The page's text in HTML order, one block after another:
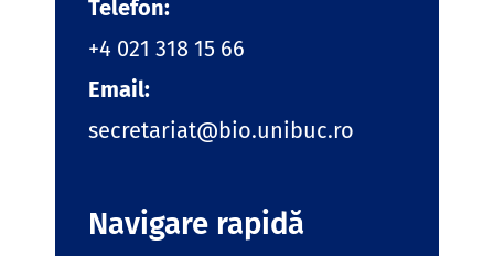
Telefon:
+4 021 318 15 66
Email:
secretariat@bio.unibuc.ro
Navigare rapidă